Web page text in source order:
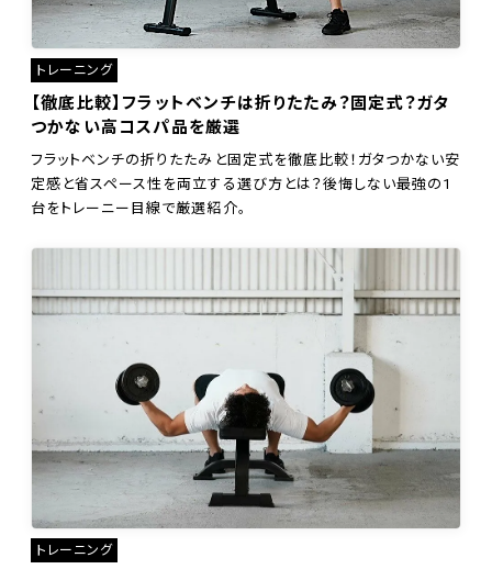
トレーニング
【徹底比較】フラットベンチは折りたたみ？固定式？ガタ
つかない高コスパ品を厳選
フラットベンチの折りたたみと固定式を徹底比較！ガタつかない安
定感と省スペース性を両立する選び方とは？後悔しない最強の1
台をトレーニー目線で厳選紹介。
トレーニング